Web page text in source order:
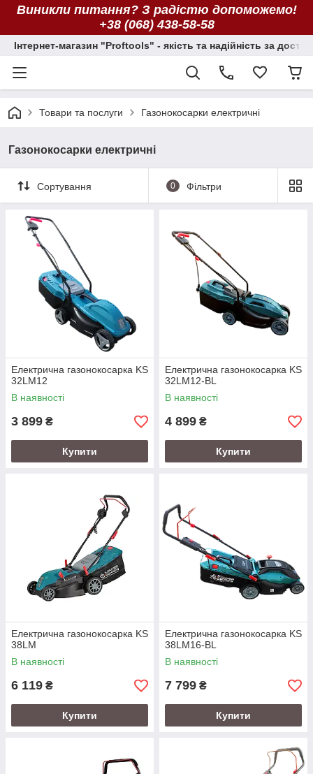
Виникли питання? З радістю допоможемо!
+38 (068) 438-58-58
Інтернет-магазин "Proftools" - якість та надійність за
Товари та послуги Газонокосарки електричні
Газонокосарки електричні
Сортування 0 Фільтри
Електрична газонокосарка KS
32LM12
В наявності
3 899 ₴
Купити
Електрична газонокосарка KS
32LM12-BL
В наявності
4 899 ₴
Купити
Електрична газонокосарка KS
38LM
В наявності
6 119 ₴
Купити
Електрична газонокосарка KS
38LM16-BL
В наявності
7 799 ₴
Купити